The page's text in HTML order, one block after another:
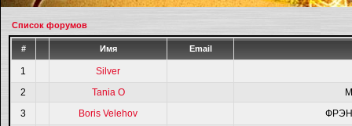
Список форумов
# Имя Email
1
Silver
2
Tania O
3
Boris Velehov